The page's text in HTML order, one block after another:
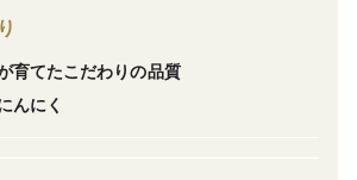
、さらに厳選したものを原料として
育てたこだわりの品質
んにく